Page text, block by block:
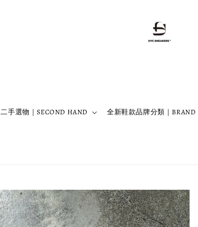
二手選物｜SECOND HAND 全新鞋款品牌分類｜BRAND